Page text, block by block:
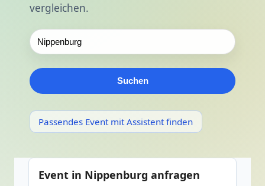
vergleichen.
Suchen
Passendes Event mit Assistent finden
Event in Nippenburg anfragen